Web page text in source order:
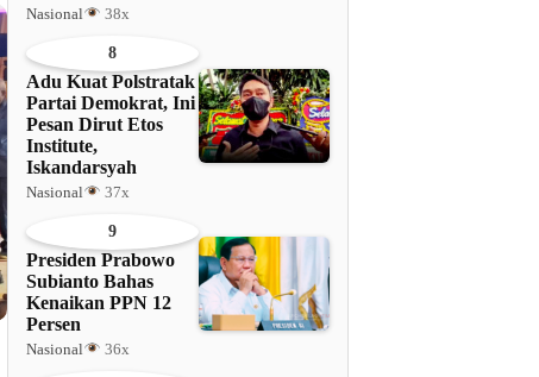
Nasional 38x
8
Adu Kuat Polstratak
Partai Demokrat, Ini
Pesan Dirut Etos
Institute,
Iskandarsyah
Nasional 37x
9
Presiden Prabowo
Subianto Bahas
Kenaikan PPN 12
Persen
Nasional 36x